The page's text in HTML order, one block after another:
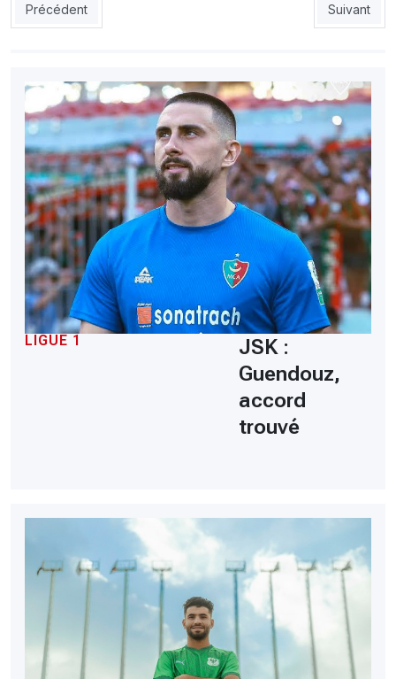
Article précédent : JSK : Zinnbauer sous pression
Précédent Article
Suivant
LIGUE 1
JSK :
Guendouz,
accord
trouvé